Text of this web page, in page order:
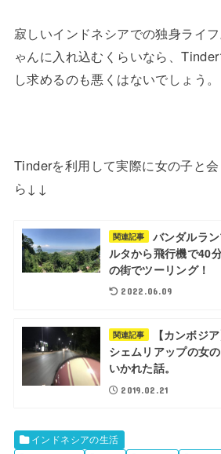
寂しいインドネシアでの独身ライ
ゃんに入れ込むくらいなら、
し求めるのも悪くはないでしょう。
Tinderを利用して実際に女の子と
ら↓↓
関連記事
バンダルラ
ルタから飛行機で40
の街でツーリング！
2022.06.09
関連記事
【カンボジ
シェムリアップの女
いかれた話。
2019.02.21
インドネシアの生活